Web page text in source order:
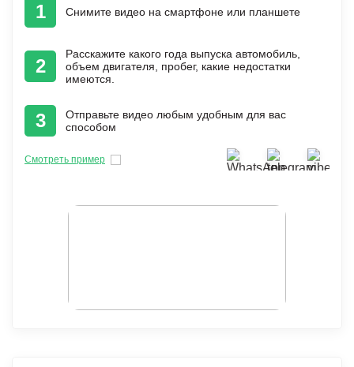
1 Снимите видео на смартфоне или планшете
2
Расскажите какого года выпуска автомобиль,
объем двигателя, пробег, какие недостатки
имеются.
3
Отправьте видео любым удобным для вас
способом
Смотреть пример